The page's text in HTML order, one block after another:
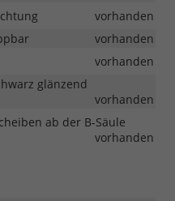
vorhanden
vorhanden
vorhanden
glänzend
vorhanden
ab der B-Säule
vorhanden